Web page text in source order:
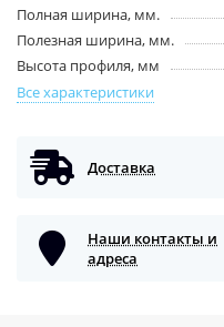
Полная ширина, мм.
Полезная ширина, мм.
Высота профиля, мм
Все характеристики
Доставка
Наши контакты и
адреса